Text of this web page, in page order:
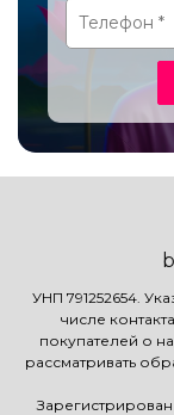
УНП 791252654.
числе
покупателей о
рассматривать
Зарегистрирован